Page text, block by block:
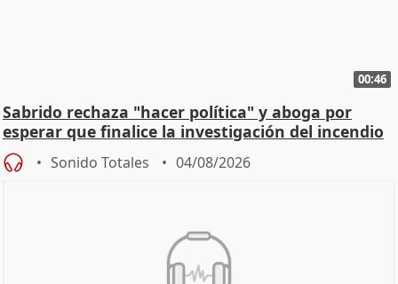
00:46
Sabrido rechaza "hacer política" y aboga por
esperar que finalice la investigación del incendio
Sonido Totales 04/08/2026